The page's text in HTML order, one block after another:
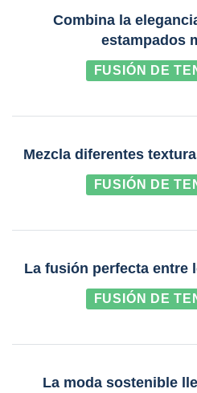
Combina la
estampados
FUSIÓN DE
Mezcla diferentes
FUSIÓN DE
La fusión perfecta entre
FUSIÓN DE
La moda sostenible